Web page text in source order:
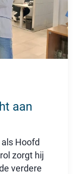
aan
Hoofd
zorgt hij
verdere